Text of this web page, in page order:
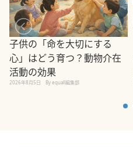
子供の「命を大切にする
心」はどう育つ？動物介在
活動の効果
2026年8月5日 By equall編集部